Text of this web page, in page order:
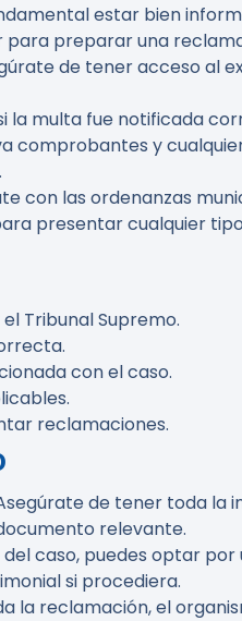
estar bien
para preparar una
de tener acceso al
la multa fue notificada
comprobantes y
con las ordenanzas
presentar cualquier
Tribunal Supremo.
con el caso.
reclamaciones.
de tener toda la
relevante.
del caso, puedes optar
si procediera.
la reclamación, el